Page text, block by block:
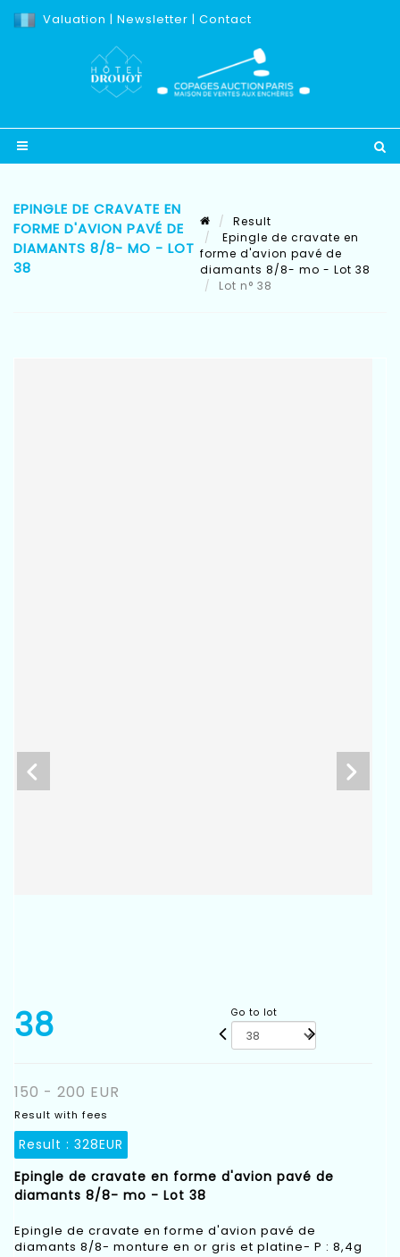
Valuation | Newsletter | Contact
EPINGLE DE CRAVATE EN
FORME D'AVION PAVÉ DE
DIAMANTS 8/8- MO - LOT
38
Result
Epingle de cravate en
forme d'avion pavé de
diamants 8/8- mo - Lot 38
Lot n° 38
38 Go to lot
150 - 200 EUR
Result with fees
Result : 328EUR
Epingle de cravate en forme d'avion pavé de
diamants 8/8- mo - Lot 38
Epingle de cravate en forme d'avion pavé de
diamants 8/8- monture en or gris et platine- P : 8,4g